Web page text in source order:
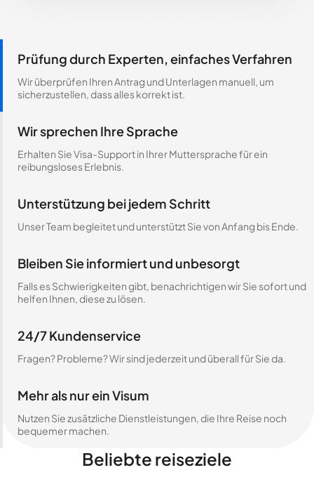
Prüfung durch Experten, einfaches Verfahren
Wir überprüfen Ihren Antrag und Unterlagen manuell, um
sicherzustellen, dass alles korrekt ist.
Wir sprechen Ihre Sprache
Erhalten Sie Visa-Support in Ihrer Muttersprache für ein
reibungsloses Erlebnis.
Unterstützung bei jedem Schritt
Unser Team begleitet und unterstützt Sie von Anfang bis Ende.
Bleiben Sie informiert und unbesorgt
Falls es Schwierigkeiten gibt, benachrichtigen wir Sie sofort und
helfen Ihnen, diese zu lösen.
24/7 Kundenservice
Fragen? Probleme? Wir sind jederzeit und überall für Sie da.
Mehr als nur ein Visum
Nutzen Sie zusätzliche Dienstleistungen, die Ihre Reise noch
bequemer machen.
Beliebte reiseziele